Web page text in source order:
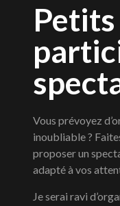
Vous prévoyez
inoubliable ?
proposer un
adapté à vos
Je serai ravi